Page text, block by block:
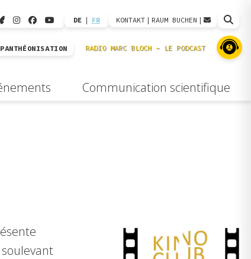
DE | FR KONTAKT | RAUM BUCHEN |
PANTHÉONISATION
Communication scientifique